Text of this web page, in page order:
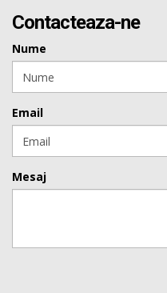
Contacteaza-ne
Nume
Email
Mesaj